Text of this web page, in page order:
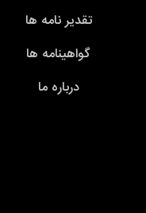
تقدیر نامه ها
گواهینامه ها
درباره ما